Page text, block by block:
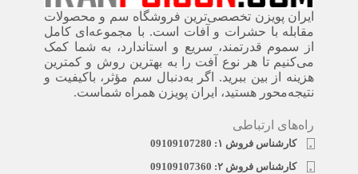
ایران پویزن تخصصی‌ترین فروشگاه سم و محصولات
مقابله با حشرات و آفات است. با مجموعه‌ای کامل
از سموم قدرتمند، سریع‌ و استاندارد، به شما کمک
می‌کنیم تا هر نوع آفت را به بهترین روش و کمترین
هزینه از بین ببرید. اگر به‌دنبال سم مؤثر، باکیفیت و
نتیجه‌محور هستید، ایران پویزن همراه شماست.
راه‌های ارتباطی
کارشناس فروش ۱: 09109107280
کارشناس فروش ۲: 09109107360